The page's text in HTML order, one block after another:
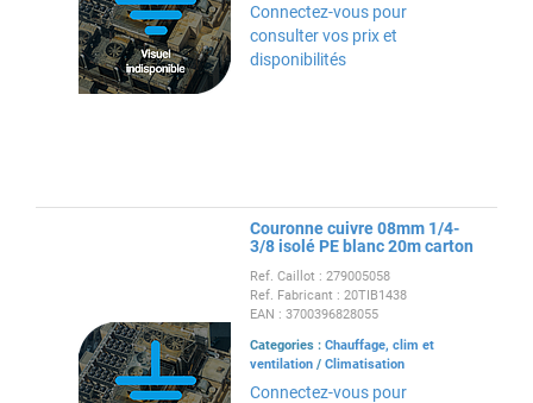
Connectez-vous pour
consulter vos prix et
disponibilités
Couronne cuivre 08mm 1/4-
3/8 isolé PE blanc 20m carton
Ref. Caillot : 279005058
Ref. Fabricant : 20TIB1438
EAN : 3700396828055
Categories : Chauffage, clim et
ventilation / Climatisation
Connectez-vous pour